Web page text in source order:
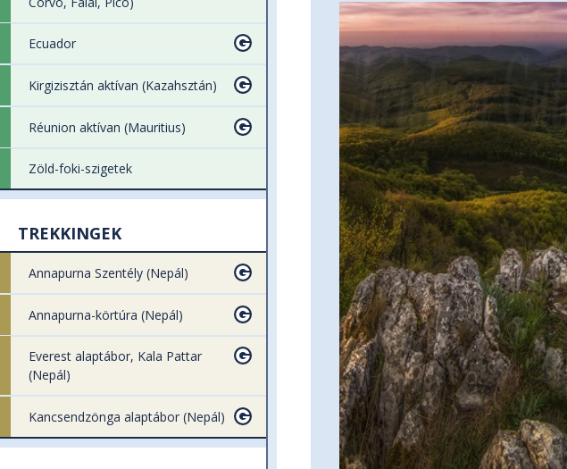
Ecuador
Kirgizisztán aktívan (Kazahsztán)
Réunion aktívan (Mauritius)
Zöld-foki-szigetek
TREKKINGEK
Annapurna Szentély (Nepál)
Annapurna-körtúra (Nepál)
Everest alaptábor, Kala Pattar
(Nepál)
Kancsendzönga alaptábor (Nepál)